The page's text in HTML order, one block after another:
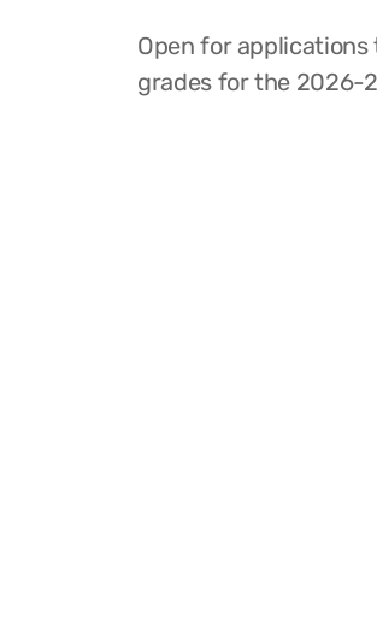
Open for
grades for the 2026-